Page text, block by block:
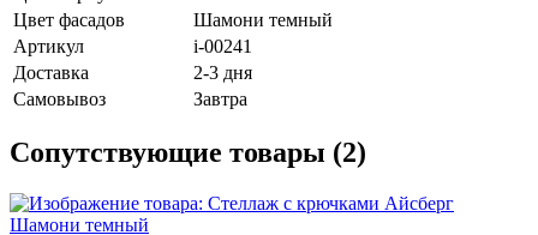
Цвет фасадов
Шамони темный
Артикул
i-00241
Доставка
2-3 дня
Самовывоз
Завтра
Сопутствующие товары (2)